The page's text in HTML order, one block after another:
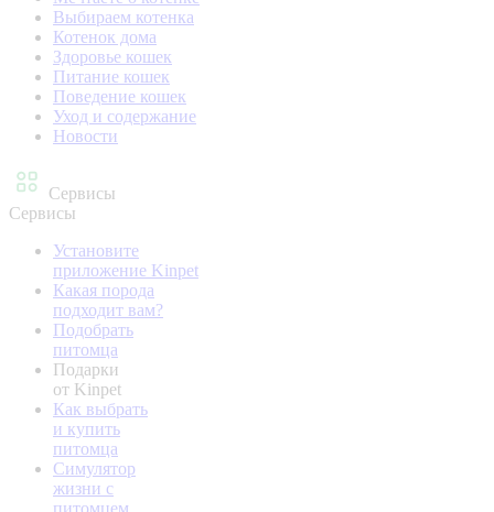
Выбираем котенка
Котенок дома
Здоровье кошек
Питание кошек
Поведение кошек
Уход и содержание
Новости
Сервисы
Сервисы
Установите
приложение Kinpet
Какая порода
подходит вам?
Подобрать
питомца
Подарки
от Kinpet
Как выбрать
и купить
питомца
Симулятор
жизни с
питомцем